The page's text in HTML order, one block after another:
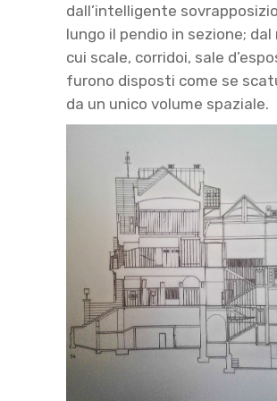
dall’intelligente
lungo il pendio in sezione; dal
cui scale, corridoi, sale
furono disposti come se
da un unico volume spaziale.